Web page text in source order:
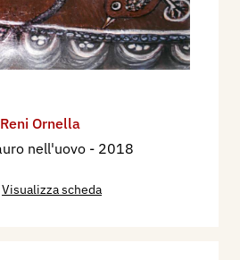
Reni Ornella
nell'uovo - 2018
Visualizza scheda